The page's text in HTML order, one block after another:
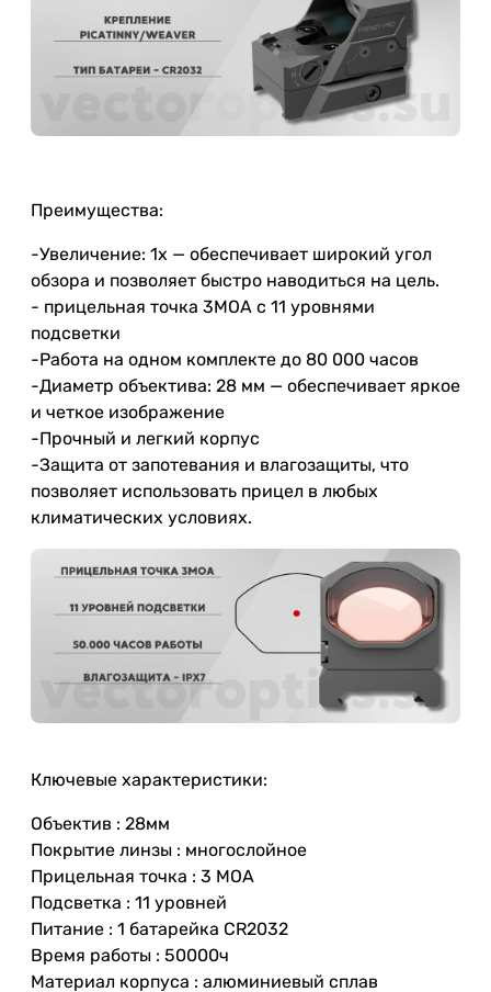
Преимущества:
-Увеличение: 1x — обеспечивает широкий угол
обзора и позволяет быстро наводиться на цель.
- прицельная точка 3МОА с 11 уровнями
подсветки
-Работа на одном комплекте до 80 000 часов
-Диаметр объектива: 28 мм — обеспечивает яркое
и четкое изображение
-Прочный и легкий корпус
-Защита от запотевания и влагозащиты, что
позволяет использовать прицел в любых
климатических условиях.
Ключевые характеристики:
Объектив : 28мм
Покрытие линзы : многослойное
Прицельная точка : 3 МОА
Подсветка : 11 уровней
Питание : 1 батарейка CR2032
Время работы : 50000ч
Материал корпуса : алюминиевый сплав